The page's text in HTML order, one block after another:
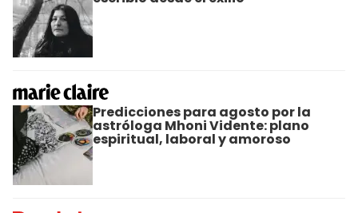
Predicciones para agosto por la
astróloga Mhoni Vidente: plano
espiritual, laboral y amoroso